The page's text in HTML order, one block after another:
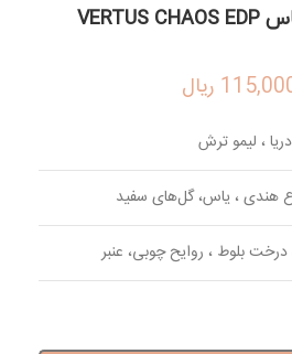
ادوپرفیوم ورتوس کیاس VERTUS CHAOS EDP
ریال
، لیمو ترش
هندی ، یاس، گل‌های سفید
بلوط ، روایح چوبی، عنبر